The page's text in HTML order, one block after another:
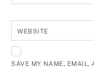
WEBSITE
SAVE MY NAME, EMAIL,